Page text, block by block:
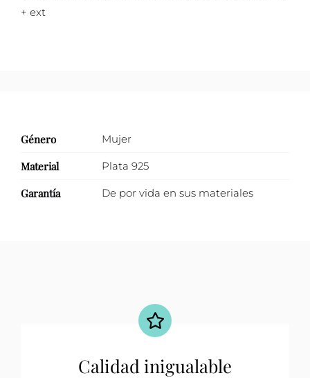
+ ext
Género Mujer
Material Plata 925
Garantía De por vida en sus materiales
Calidad inigualable